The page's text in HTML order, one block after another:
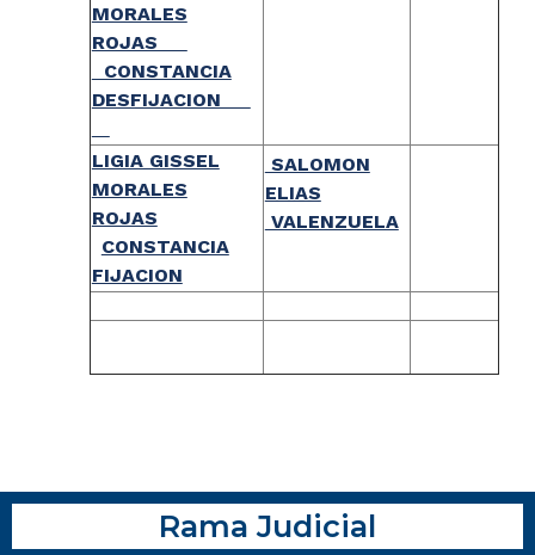
MORALES
ROJAS
CONSTANCIA
DESFIJACION
LIGIA GISSEL
MORALES
ROJAS
CONSTANCIA
FIJACION
SALOMON
ELIAS
VALENZUELA
Rama Judicial